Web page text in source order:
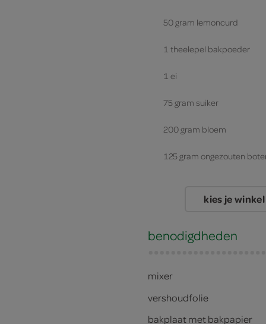
50 gram lemoncurd
1 theelepel bakpoeder
1 ei
75 gram suiker
200 gram bloem
125 gram ongezouten
kies je winkel
benodigdheden
mixer
vershoudfolie
bakplaat met bakpapier